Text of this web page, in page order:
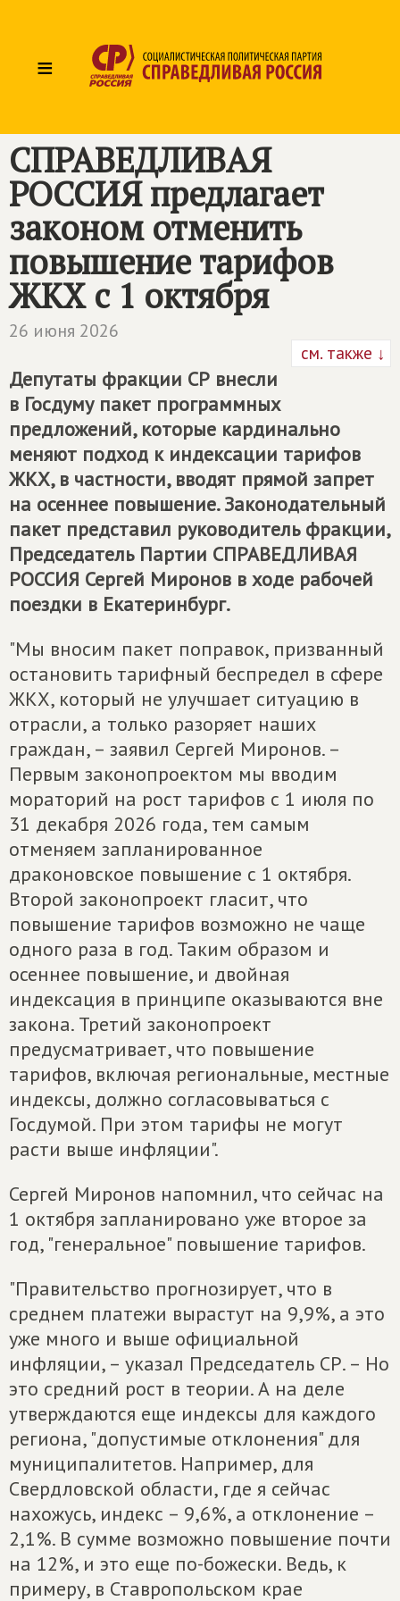
≡
СПРАВЕДЛИВАЯ
РОССИЯпредлагает
законом отменить
повышение тарифов
ЖКХ с 1 октября
26 июня 2026
см. также ↓
Депутаты фракции СР внесли
в Госдуму пакет программных
предложений, которые кардинально
меняют подход к индексации тарифов
ЖКХ, в частности, вводят прямой запрет
на осеннее повышение. Законодательный
пакет представил руководитель фракции,
Председатель Партии СПРАВЕДЛИВАЯ
РОССИЯ Сергей Миронов в ходе рабочей
поездки в Екатеринбург.
"Мы вносим пакет поправок, призванный
остановить тарифный беспредел в сфере
ЖКХ, который не улучшает ситуацию в
отрасли, а только разоряет наших
граждан, – заявил Сергей Миронов. –
Первым законопроектом мы вводим
мораторий на рост тарифов с 1 июля по
31 декабря 2026 года, тем самым
отменяем запланированное
драконовское повышение с 1 октября.
Второй законопроект гласит, что
повышение тарифов возможно не чаще
одного раза в год. Таким образом и
осеннее повышение, и двойная
индексация в принципе оказываются вне
закона. Третий законопроект
предусматривает, что повышение
тарифов, включая региональные, местные
индексы, должно согласовываться с
Госдумой. При этом тарифы не могут
расти выше инфляции".
Сергей Миронов напомнил, что сейчас на
1 октября запланировано уже второе за
год, "генеральное" повышение тарифов.
"Правительство прогнозирует, что в
среднем платежи вырастут на 9,9%, а это
уже много и выше официальной
инфляции, – указал Председатель СР. – Но
это средний рост в теории. А на деле
утверждаются еще индексы для каждого
региона, "допустимые отклонения" для
муниципалитетов. Например, для
Свердловской области, где я сейчас
нахожусь, индекс – 9,6%, а отклонение –
2,1%. В сумме возможно повышение почти
на 12%, и это еще по-божески. Ведь, к
примеру, в Ставропольском крае